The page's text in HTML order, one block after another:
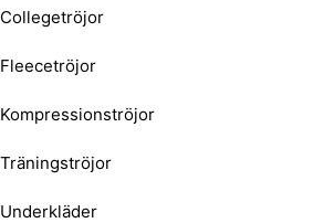
Collegetröjor
Fleecetröjor
Kompressionströjor
Träningströjor
Underkläder